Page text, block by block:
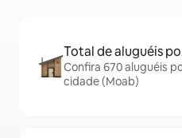
Total de aluguéis
Confira 670 aluguéis
cidade (Moab)